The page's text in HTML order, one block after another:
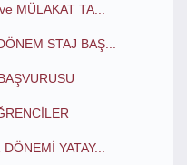
MÜLAKAT TA...
STAJ BAŞ...
YATAY...